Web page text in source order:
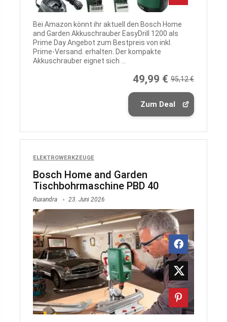
Bei Amazon könnt ihr aktuell den Bosch Home
and Garden Akkuschrauber EasyDrill 1200 als
Prime Day Angebot zum Bestpreis von inkl.
Prime-Versand. erhalten. Der kompakte
Akkuschrauber eignet sich ...
49,99 € 95,12 €
Zum Deal
ELEKTROWERKZEUGE
Bosch Home and Garden
Tischbohrmaschine PBD 40
Ruxandra 23. Juni 2026